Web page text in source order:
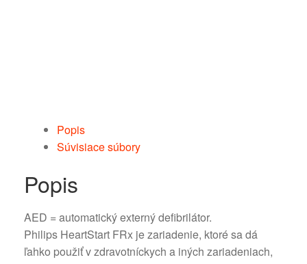
Popis
Súvisiace súbory
Popis
AED = automatický externý defibrilátor.
Philips HeartStart FRx je zariadenie, ktoré sa dá
ľahko použiť v zdravotníckych a iných zariadeniach,